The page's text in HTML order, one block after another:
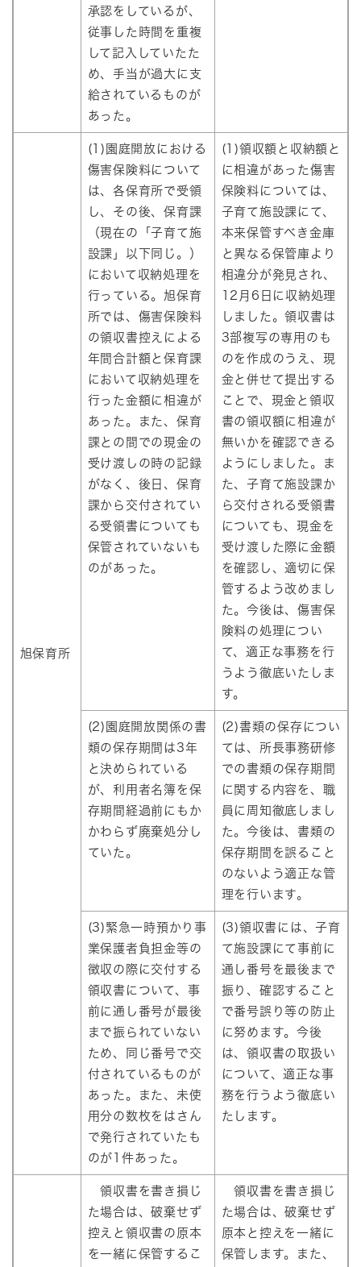
承認をしているが、
従事した時間を重複
して記入していたた
め、手当が過大に支
給されているものが
あった。
旭保育所
(1)園庭開放における
傷害保険料について
は、各保育所で受領
し、その後、保育課
（現在の「子育て施
設課」以下同じ。）
において収納処理を
行っている。旭保育
所では、傷害保険料
の領収書控えによる
年間合計額と保育課
において収納処理を
行った金額に相違が
あった。また、保育
課との間での現金の
受け渡しの時の記録
がなく、後日、保育
課から交付されてい
る受領書についても
保管されていないも
のがあった。
(1)領収額と収納額と
に相違があった傷害
保険料については、
子育て施設課にて、
本来保管すべき金庫
と異なる保管庫より
相違分が発見され、
12月6日に収納処理
しました。領収書は
3部複写の専用のも
のを作成のうえ、現
金と併せて提出する
ことで、現金と領収
書の領収額に相違が
無いかを確認できる
ようにしました。ま
た、子育て施設課か
ら交付される受領書
についても、現金を
受け渡した際に金額
を確認し、適切に保
管するよう改めまし
た。今後は、傷害保
険料の処理につい
て、適正な事務を行
うよう徹底いたしま
す。
(2)園庭開放関係の書
類の保存期間は3年
と決められている
が、利用者名簿を保
存期間経過前にもか
かわらず廃棄処分し
ていた。
(2)書類の保存につい
ては、所長事務研修
での書類の保存期間
に関する内容を、職
員に周知徹底しまし
た。今後は、書類の
保存期間を誤ること
のないよう適正な管
理を行います。
(3)緊急一時預かり事
業保護者負担金等の
徴収の際に交付する
領収書について、事
前に通し番号が最後
まで振られていない
ため、同じ番号で交
付されているものが
あった。また、未使
用分の数枚をはさん
で発行されていたも
のが1件あった。
(3)領収書には、子育
て施設課にて事前に
通し番号を最後まで
振り、確認すること
で番号誤り等の防止
に努めます。今後
は、領収書の取扱い
について、適正な事
務を行うよう徹底い
たします。
領収書を書き損じ
た場合は、破棄せず
控えと領収書の原本
を一緒に保管するこ
領収書を書き損じ
た場合は、破棄せず
原本と控えを一緒に
保管します。また、